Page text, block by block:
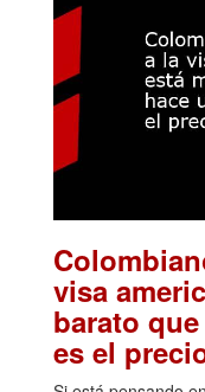
visa
barato
es el